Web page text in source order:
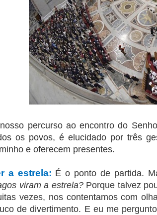
percurso ao encontro do
os povos, é elucidado por três
e oferecem presentes.
a estrela: É o ponto de partida.
viram a estrela? Porque talvez
vezes, nos contentamos com
de divertimento. E eu me